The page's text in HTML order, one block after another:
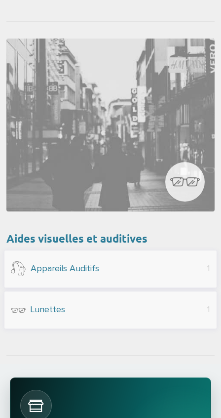
Aides visuelles et auditives
Appareils Auditifs 1
Lunettes 1